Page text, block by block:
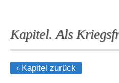
Kapitel. Als
‹ Kapitel zurück